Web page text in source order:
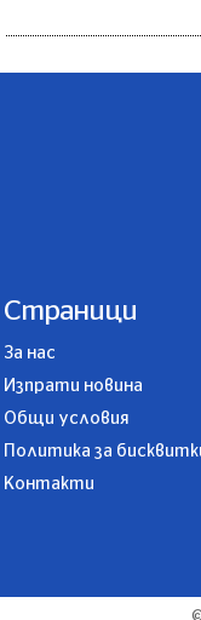
Страници
За нас
Изпрати новина
Общи условия
Политика за
Контакти